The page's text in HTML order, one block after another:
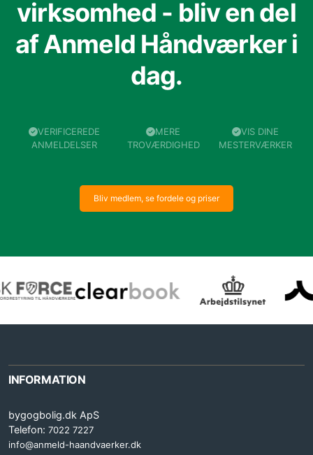
virksomhed - bliv en del
af Anmeld Håndværker i
dag.
VERIFICEREDE
ANMELDELSER
MERE
TROVÆRDIGHED
VIS DINE
MESTERVÆRKER
Bliv medlem, se fordele og priser
INFORMATION
bygogbolig.dk ApS
Telefon: 7022 7227
info@anmeld-haandvaerker.dk